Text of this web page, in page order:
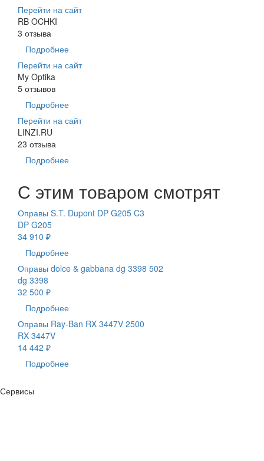
Перейти на сайт
RB OCHKI
3 отзыва
Подробнее
Перейти на сайт
My Optika
5 отзывов
Подробнее
Перейти на сайт
LINZI.RU
23 отзыва
Подробнее
С этим товаром смотрят
Оправы S.T. Dupont DP G205 C3
DP G205
34 910 ₽
Подробнее
Оправы dolce & gabbana dg 3398 502
dg 3398
32 500 ₽
Подробнее
Оправы Ray-Ban RX 3447V 2500
RX 3447V
14 442 ₽
Подробнее
Сервисы